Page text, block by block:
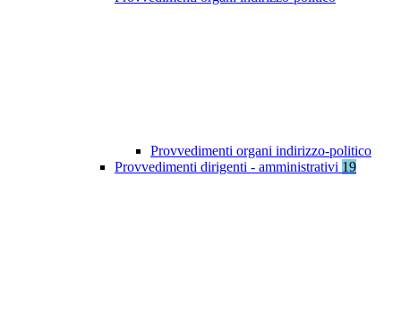
Provvedimenti organi indirizzo-politico
Provvedimenti dirigenti - amministrativi 19